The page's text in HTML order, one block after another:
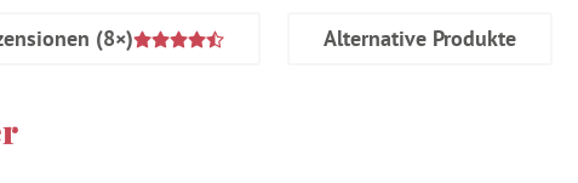
(8×) Alternative Produkte